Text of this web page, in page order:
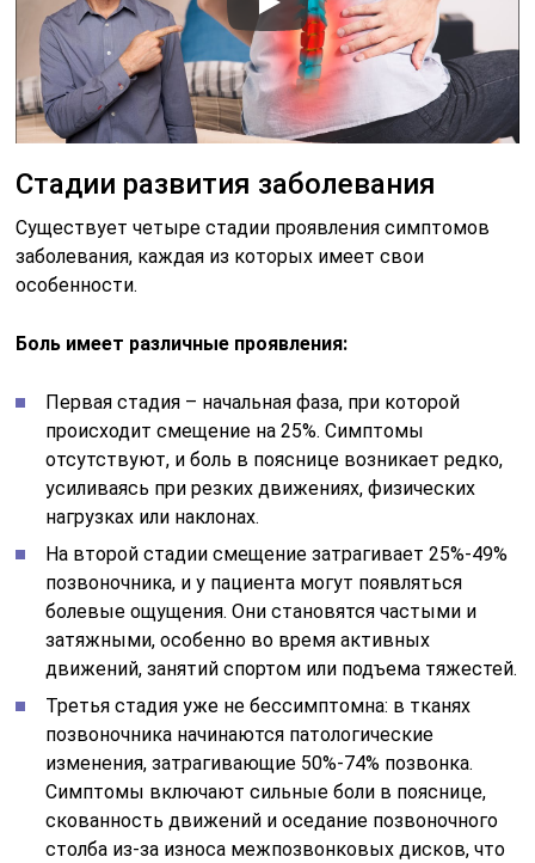
Стадии развития заболевания
Существует четыре стадии проявления симптомов
заболевания, каждая из которых имеет свои
особенности.
Боль имеет различные проявления:
Первая стадия – начальная фаза, при которой
происходит смещение на 25%. Симптомы
отсутствуют, и боль в пояснице возникает редко,
усиливаясь при резких движениях, физических
нагрузках или наклонах.
На второй стадии смещение затрагивает 25%-49%
позвоночника, и у пациента могут появляться
болевые ощущения. Они становятся частыми и
затяжными, особенно во время активных
движений, занятий спортом или подъема тяжестей.
Третья стадия уже не бессимптомна: в тканях
позвоночника начинаются патологические
изменения, затрагивающие 50%-74% позвонка.
Симптомы включают сильные боли в пояснице,
скованность движений и оседание позвоночного
столба из-за износа межпозвонковых дисков, что